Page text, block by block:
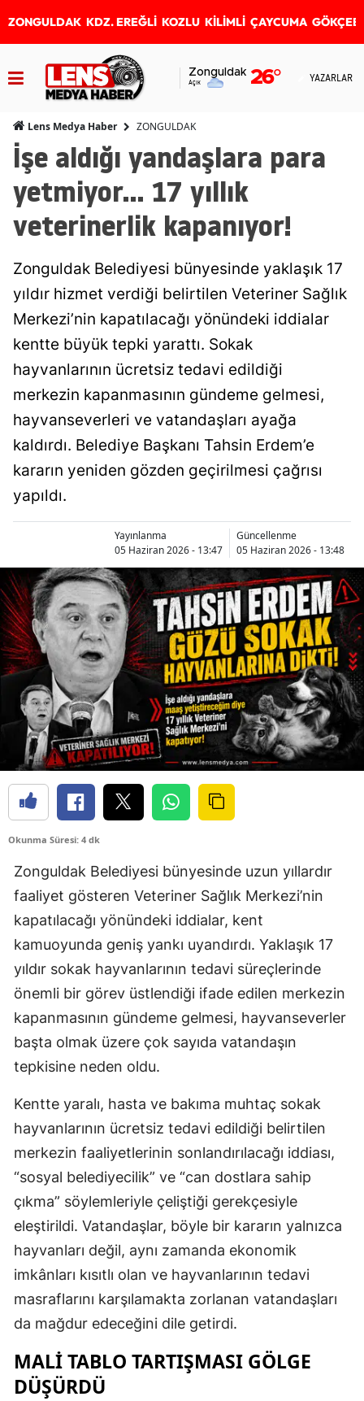
ZONGULDAK KDZ. EREĞLİ KOZLU KİLİMLİ ÇAYCUMA
Zonguldak
Açık 26° YAZARLAR
Lens Medya Haber ZONGULDAK
İşe aldığı yandaşlara para
yetmiyor... 17 yıllık
veterinerlik kapanıyor!
Zonguldak Belediyesi bünyesinde yaklaşık 17
yıldır hizmet verdiği belirtilen Veteriner Sağlık
Merkezi’nin kapatılacağı yönündeki iddialar
kentte büyük tepki yarattı. Sokak
hayvanlarının ücretsiz tedavi edildiği
merkezin kapanmasının gündeme gelmesi,
hayvanseverleri ve vatandaşları ayağa
kaldırdı. Belediye Başkanı Tahsin Erdem’e
kararın yeniden gözden geçirilmesi çağrısı
yapıldı.
Yayınlanma
05 Haziran 2026 - 13:47
Güncellenme
05 Haziran 2026 - 13:48
Okunma Süresi: 4 dk
Zonguldak Belediyesi bünyesinde uzun yıllardır
faaliyet gösteren Veteriner Sağlık Merkezi’nin
kapatılacağı yönündeki iddialar, kent
kamuoyunda geniş yankı uyandırdı. Yaklaşık 17
yıldır sokak hayvanlarının tedavi süreçlerinde
önemli bir görev üstlendiği ifade edilen merkezin
kapanmasının gündeme gelmesi, hayvanseverler
başta olmak üzere çok sayıda vatandaşın
tepkisine neden oldu.
Kentte yaralı, hasta ve bakıma muhtaç sokak
hayvanlarının ücretsiz tedavi edildiği belirtilen
merkezin faaliyetlerinin sonlandırılacağı iddiası,
“sosyal belediyecilik” ve “can dostlara sahip
çıkma” söylemleriyle çeliştiği gerekçesiyle
eleştirildi. Vatandaşlar, böyle bir kararın yalnızca
hayvanları değil, aynı zamanda ekonomik
imkânları kısıtlı olan ve hayvanlarının tedavi
masraflarını karşılamakta zorlanan vatandaşları
da mağdur edeceğini dile getirdi.
MALİ TABLO TARTIŞMASI GÖLGE
DÜŞÜRDÜ